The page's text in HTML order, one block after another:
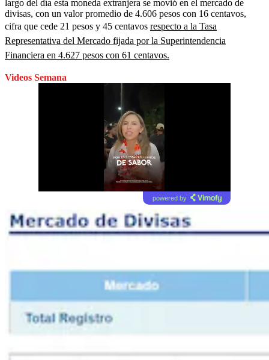
largo del día esta moneda extranjera se movió en el mercado de
divisas, con un valor promedio de 4.606 pesos con 16 centavos,
cifra que cede 21 pesos y 45 centavos respecto a la Tasa
Representativa del Mercado fijada por la Superintendencia
Financiera en 4.627 pesos con 61 centavos.
Videos Semana
powered by